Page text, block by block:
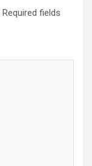
Required fields